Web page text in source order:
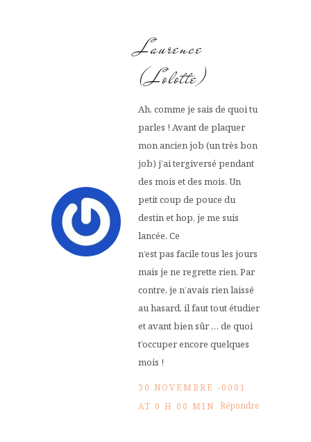
Laurence
(Lolotte)
Ah, comme je sais de quoi tu
parles ! Avant de plaquer
mon ancien job (un très bon
job) j’ai tergiversé pendant
des mois et des mois. Un
petit coup de pouce du
destin et hop, je me suis
lancée. Ce
n’est pas facile tous les jours
mais je ne regrette rien. Par
contre, je n’avais rien laissé
au hasard, il faut tout étudier
et avant bien sûr … de quoi
t’occuper encore quelques
mois !
30 NOVEMBRE -0001
AT 0 H 00 MIN Répondre